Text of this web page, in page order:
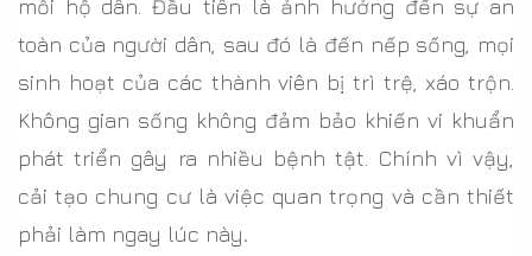
mỗi hộ dân. Đầu tiên là ảnh hưởng đến sự an
toàn của người dân, sau đó là đến nếp sống, mọi
sinh hoạt của các thành viên bị trì trệ, xáo trộn.
Không gian sống không đảm bảo khiến vi khuẩn
phát triển gây ra nhiều bệnh tật. Chính vì vậy,
cải tạo chung cư là việc quan trọng và cần thiết
phải làm ngay lúc này.